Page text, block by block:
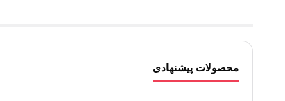
محصولات پیشنهادی